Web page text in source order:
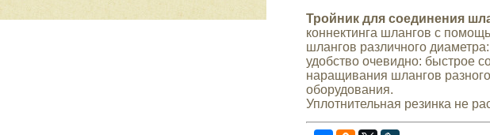
Тройник для соединения
коннектинга шлангов с
шлангов различного
удобство очевидно: быстрое
наращивания шлангов
оборудования.
Уплотнительная резинка не